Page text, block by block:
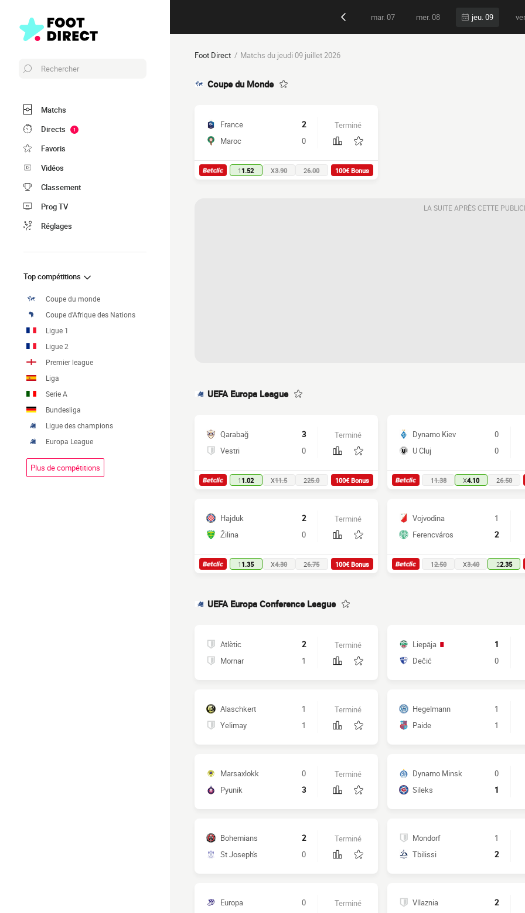
Rechercher
Matchs
Directs
1
Favoris
Vidéos
Classement
Prog TV
Réglages
Top compétitions
Coupe du monde
Coupe d'Afrique des Nations
Ligue 1
Ligue 2
Premier league
Liga
Serie A
Bundesliga
Ligue des champions
Europa League
Plus de compétitions
mar. 07 mer. 08 jeu. 09
Foot Direct Matchs du jeudi 09 juillet 2026
Coupe du Monde
France
2
Maroc
0
Terminé
1 1.52 X3.90 26.00 100€ Bonus
LA SUITE APRÈS CETTE
UEFA Europa League
Qarabağ
3
Vestri
0
Terminé
1 1.02 X11.5 225.0 100€ Bonus
Dynamo Kiev
0
U Cluj
0
11.38 X4.10 26.50
Hajduk
2
Žilina
0
Terminé
1 1.35 X4.30 26.75 100€ Bonus
Vojvodina
1
Ferencváros
2
12.50 X3.40 22.35
UEFA Europa Conference League
Atlètic
2
Mornar
1
Terminé Liepāja
1
Dečić
0
Alaschkert
1
Yelimay
1
Terminé Hegelmann
1
Paide
1
Marsaxlokk
0
Pyunik
3
Terminé Dynamo Minsk
0
Sileks
1
Bohemians
2
St Joseph's
0
Terminé Mondorf
1
Tbilissi
2
Europa
0
Terminé Vllaznia
2